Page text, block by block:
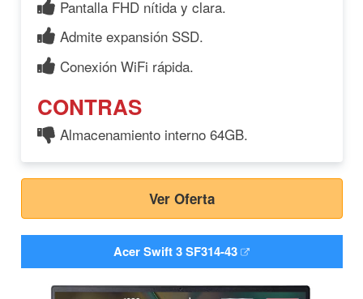
Pantalla FHD nítida y clara.
Admite expansión SSD.
Conexión WiFi rápida.
CONTRAS
Almacenamiento interno 64GB.
Ver Oferta
Acer Swift 3 SF314-43